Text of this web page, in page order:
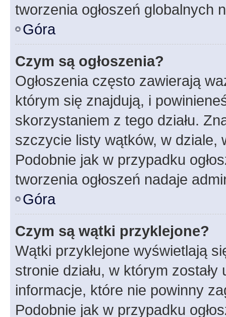
tworzenia ogłoszeń globalnych
Góra
Czym są ogłoszenia?
Ogłoszenia często zawierają
którym się znajdują, i
skorzystaniem z tego działu.
szczycie listy wątków, w dziale,
Podobnie jak w przypadku
tworzenia ogłoszeń nadaje
Góra
Czym są wątki przyklejone?
Wątki przyklejone wyświetlają
stronie działu, w którym
informacje, które nie powinny
Podobnie jak w przypadku